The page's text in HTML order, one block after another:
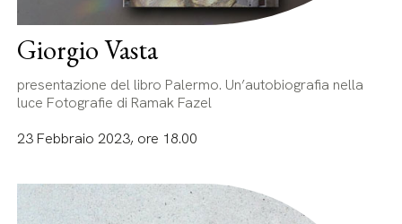
Giorgio Vasta
presentazione del libro Palermo. Un’autobiografia nella
luce Fotografie di Ramak Fazel
23 Febbraio 2023, ore 18.00